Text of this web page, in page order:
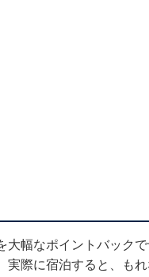
幅なポイントバックで
際に宿泊すると、も